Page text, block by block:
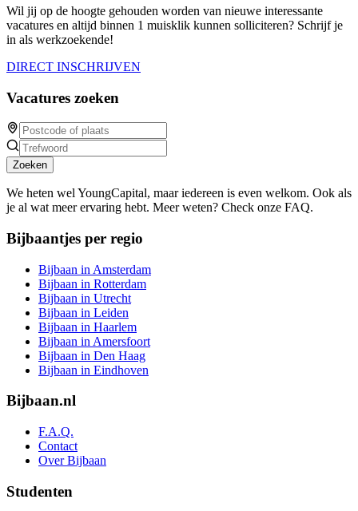
Wil jij op de hoogte gehouden worden van nieuwe interessante
vacatures en altijd binnen 1 muisklik kunnen solliciteren? Schrijf je
in als werkzoekende!
DIRECT INSCHRIJVEN
Vacatures zoeken
Zoeken
We heten wel YoungCapital, maar iedereen is even welkom. Ook als
je al wat meer ervaring hebt. Meer weten? Check onze FAQ.
Bijbaantjes per regio
Bijbaan in Amsterdam
Bijbaan in Rotterdam
Bijbaan in Utrecht
Bijbaan in Leiden
Bijbaan in Haarlem
Bijbaan in Amersfoort
Bijbaan in Den Haag
Bijbaan in Eindhoven
Bijbaan.nl
F.A.Q.
Contact
Over Bijbaan
Studenten